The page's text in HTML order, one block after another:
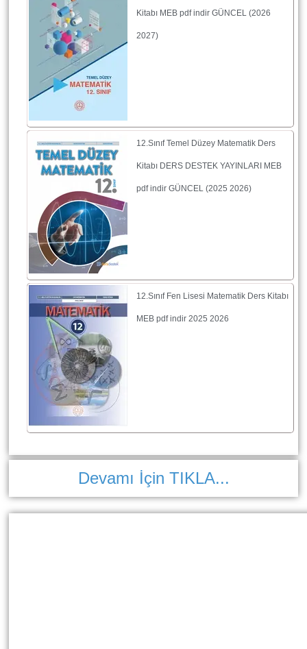
Kitabı MEB pdf indir GÜNCEL (2026
2027)
12.Sınıf Temel Düzey Matematik Ders
Kitabı DERS DESTEK YAYINLARI MEB
pdf indir GÜNCEL (2025 2026)
12.Sınıf Fen Lisesi Matematik Ders Kitabı
MEB pdf indir 2025 2026
Devamı İçin TIKLA...